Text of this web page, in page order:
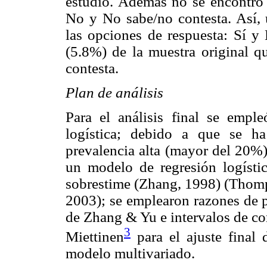
No y No sabe/no contesta. Así,
las opciones de respuesta: Sí
(5.8%) de la muestra original
contesta.
Plan de análisis
Para el análisis final se
logística; debido a que se
prevalencia alta (mayor del
un modelo de regresión
sobrestime (Zhang, 1998)
2003); se emplearon razones
de Zhang & Yu e intervalos de
Miettinen3 para el ajuste final
modelo multivariado.